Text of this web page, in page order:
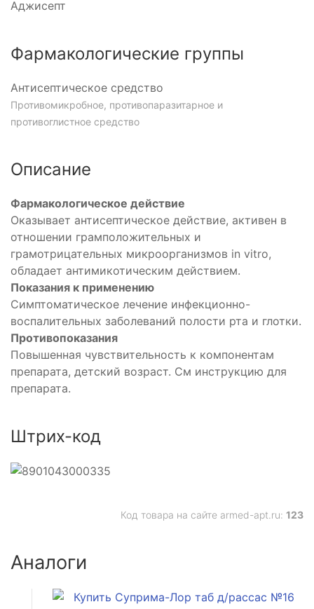
Аджисепт
Фармакологические группы
Антисептическое средство
Противомикробное, противопаразитарное и
противоглистное средство
Описание
Фармакологическое действие
Оказывает антисептическое действие, активен в
отношении грамположительных и
грамотрицательных микроорганизмов in vitro,
обладает антимикотическим действием.
Показания к применению
Симптоматическое лечение инфекционно-
воспалительных заболеваний полости рта и глотки.
Противопоказания
Повышенная чувствительность к компонентам
препарата, детский возраст. См инструкцию для
препарата.
Штрих-код
Код товара на сайте armed-apt.ru: 123
Аналоги